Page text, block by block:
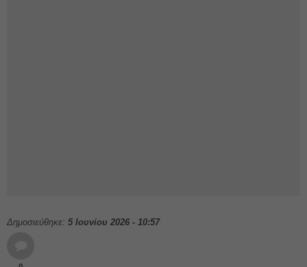
Δημοσιεύθηκε: 5 Ιουνίου 2026 - 10:57